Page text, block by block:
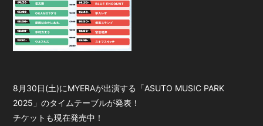
会員登録 ログイン
8月30日(土)にMYERAが出演する「ASUTO MUSIC PARK
2025」のタイムテーブルが発表！
チケットも現在発売中！